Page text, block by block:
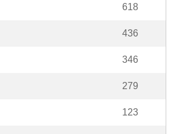
618
436
346
279
123